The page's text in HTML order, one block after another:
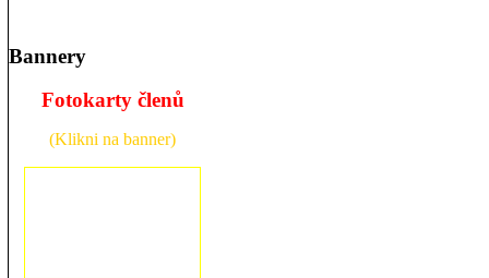
Bannery
Fotokarty členů
(Klikni na banner)